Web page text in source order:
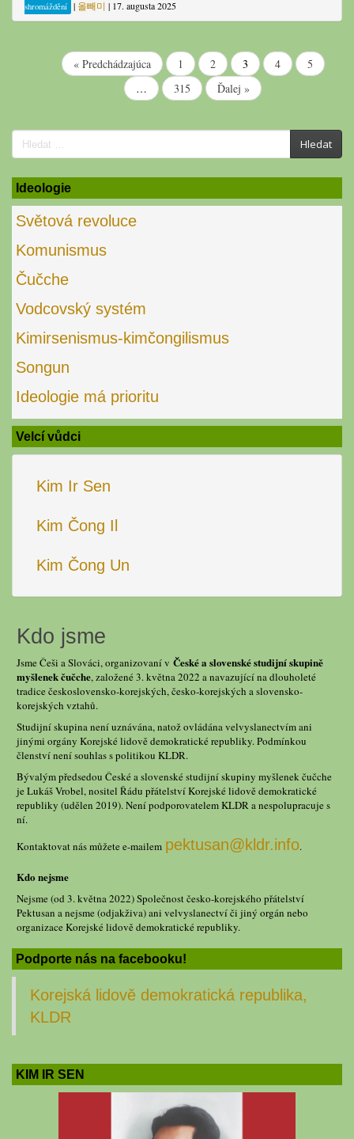
shromáždění | 올빼미 | 17. augusta 2025
« Predchádzajúca 1 2 3 4
5
…
315 Ďalej »
Search
for:
Hledat
Ideologie
Světová revoluce
Komunismus
Čučche
Vodcovský systém
Kimirsenismus-kimčongilismus
Songun
Ideologie má prioritu
Velcí vůdci
Kim Ir Sen
Kim Čong Il
Kim Čong Un
Kdo jsme
Jsme Češi a Slováci, organizovaní v České a slovenské studijní skupině
myšlenek čučche, založené 3. května 2022 a navazující na dlouholeté
tradice československo-korejských, česko-korejských a slovensko-
korejských vztahů.
Studijní skupina není uznávána, natož ovládána velvyslanectvím ani
jinými orgány Korejské lidově demokratické republiky. Podmínkou
členství není souhlas s politikou KLDR.
Bývalým předsedou České a slovenské studijní skupiny myšlenek čučche
je Lukáš Vrobel, nositel Řádu přátelství Korejské lidově demokratické
republiky (udělen 2019). Není podporovatelem KLDR a nespolupracuje s
ní.
Kontaktovat nás můžete e-mailem pektusan@kldr.info.
Kdo nejsme
Nejsme (od 3. května 2022) Společnost česko-korejského přátelství
Pektusan a nejsme (odjakživa) ani velvyslanectví či jiný orgán nebo
organizace Korejské lidově demokratické republiky.
Podporte nás na facebooku!
Korejská lidově demokratická republika,
KLDR
KIM IR SEN